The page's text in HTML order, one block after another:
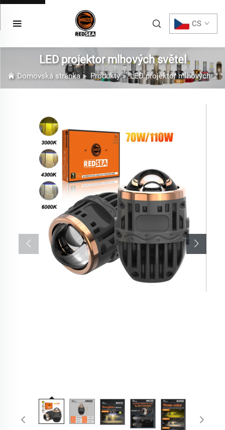
CS
LED projektor mlhových světel
Domovská stránka>Produkty>LED projektor mlhových světel